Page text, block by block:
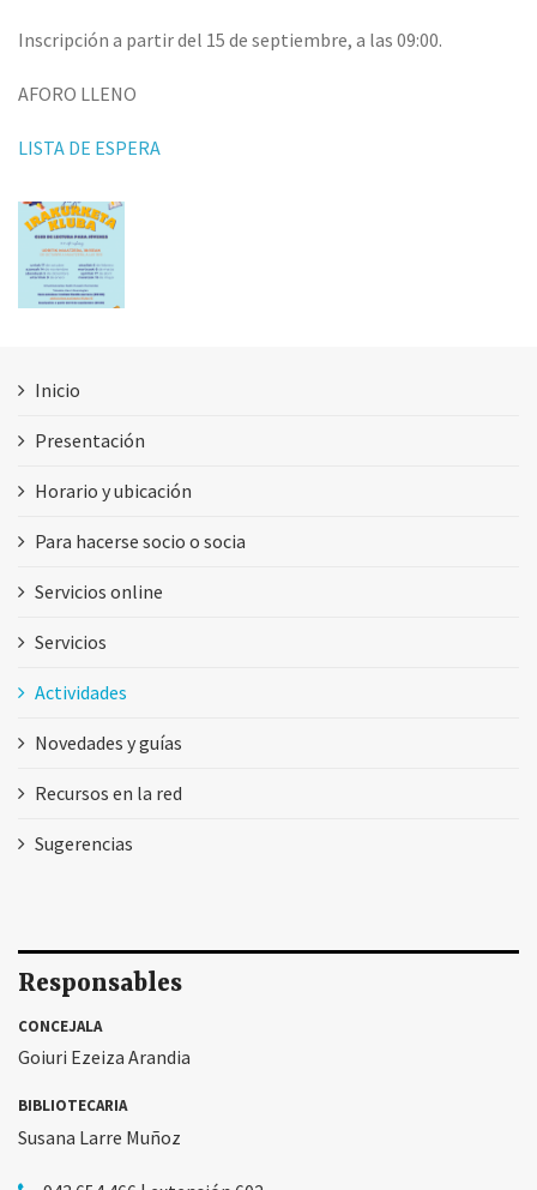
Inscripción a partir del 15 de septiembre, a las 09:00.
AFORO LLENO
LISTA DE ESPERA
Inicio
Presentación
Horario y ubicación
Para hacerse socio o socia
Servicios online
Servicios
Actividades
Novedades y guías
Recursos en la red
Sugerencias
Responsables
CONCEJALA
Goiuri Ezeiza Arandia
BIBLIOTECARIA
Susana Larre Muñoz